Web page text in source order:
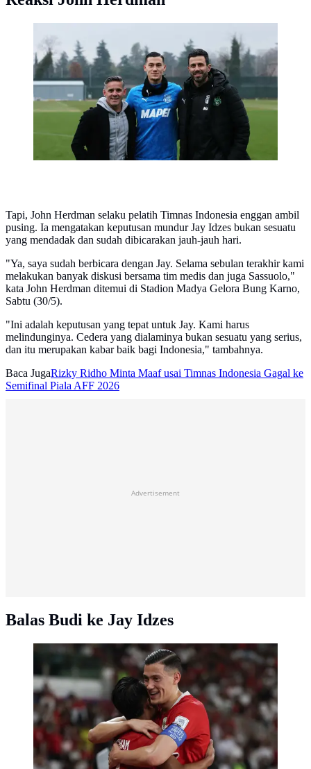
Pelatih Timnas Indonesia, John Herdman (kiri), saat
menyambangi Jay Idzes yang sedang berlatih bersama
Sassuolo. (dok. Sassuolo)
Tapi, John Herdman selaku pelatih Timnas Indonesia enggan ambil
pusing. Ia mengatakan keputusan mundur Jay Idzes bukan sesuatu
yang mendadak dan sudah dibicarakan jauh-jauh hari.
"Ya, saya sudah berbicara dengan Jay. Selama sebulan terakhir kami
melakukan banyak diskusi bersama tim medis dan juga Sassuolo,"
kata John Herdman ditemui di Stadion Madya Gelora Bung Karno,
Sabtu (30/5).
"Ini adalah keputusan yang tepat untuk Jay. Kami harus
melindunginya. Cedera yang dialaminya bukan sesuatu yang serius,
dan itu merupakan kabar baik bagi Indonesia," tambahnya.
Baca JugaRizky Ridho Minta Maaf usai Timnas Indonesia Gagal ke
Semifinal Piala AFF 2026
Advertisement
Balas Budi ke Jay Idzes